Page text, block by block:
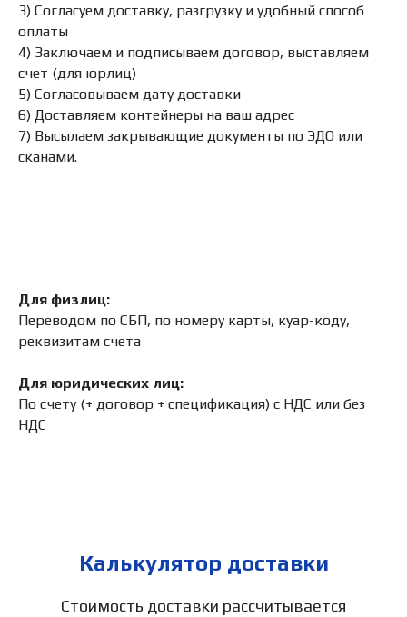
3) Согласуем доставку, разгрузку и удобный способ
оплаты
4) Заключаем и подписываем договор, выставляем
счет (для юрлиц)
5) Согласовываем дату доставки
6) Доставляем контейнеры на ваш адрес
7) Высылаем закрывающие документы по ЭДО или
сканами.
Для физлиц:
Переводом по СБП, по номеру карты, куар-коду,
реквизитам счета
Для юридических лиц:
По счету (+ договор + спецификация) с НДС или без
НДС
Калькулятор доставки
Стоимость доставки рассчитывается